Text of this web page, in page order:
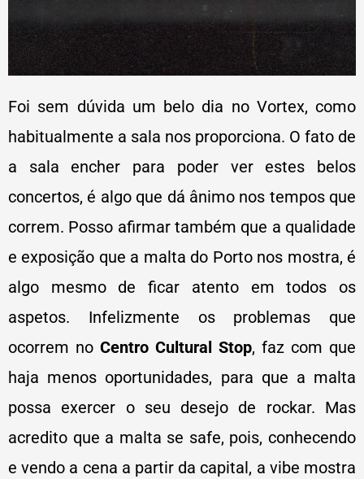
Foi sem dúvida um belo dia no Vortex, como
habitualmente a sala nos proporciona. O fato de
a sala encher para poder ver estes belos
concertos, é algo que dá ânimo nos tempos que
correm. Posso afirmar também que a qualidade
e exposição que a malta do Porto nos mostra, é
algo mesmo de ficar atento em todos os
aspetos. Infelizmente os problemas que
ocorrem no Centro Cultural Stop, faz com que
haja menos oportunidades, para que a malta
possa exercer o seu desejo de rockar. Mas
acredito que a malta se safe, pois, conhecendo
e vendo a cena a partir da capital, a vibe mostra